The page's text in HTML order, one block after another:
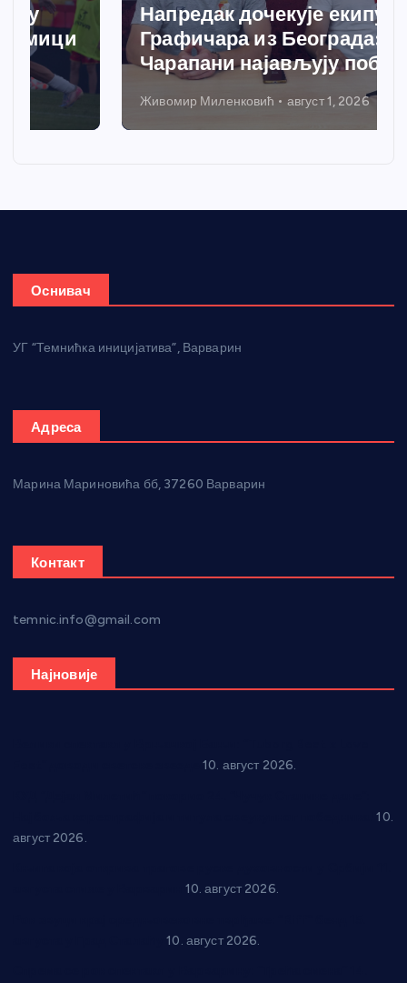
Напредак дочекује екипу
Графичара из Београда:
Чарапани најављују победу
Живомир Миленковић август 1, 2026
Оснивач
УГ “Темнићка иницијатива”, Варварин
Адреса
Марина Мариновића бб, 37260 Варварин
Контакт
temnic.info@gmail.com
Најновије
10. август 2026.
10.
август 2026.
10. август 2026.
10. август 2026.